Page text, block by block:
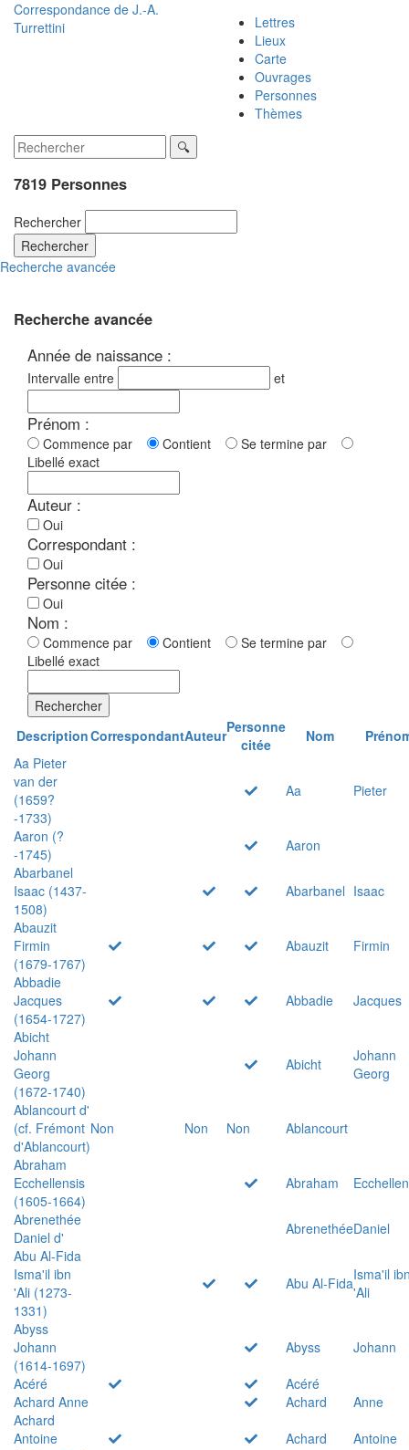
Correspondance de J.-A.
Turrettini
Lettres
Lieux
Carte
Ouvrages
Personnes
Thèmes
7819 Personnes
Rechercher
Rechercher
Recherche avancée
Recherche avancée
Année de naissance :
Intervalle entre et
Prénom :
Commence par Contient
Se termine par
Libellé exact
Auteur :
Oui
Correspondant :
Oui
Personne citée :
Oui
Nom :
Commence par Contient
Se termine par
Libellé exact
Rechercher
DescriptionCorrespondantAuteurPersonne
citée
Nom
Aa Pieter
van der
(1659?
-1733)
Aa Pieter
Aaron (?
-1745)
Aaron
Abarbanel
Isaac (1437-
1508)
Abarbanel Isaac
Abauzit
Firmin
(1679-1767)
Abauzit
Firmin
Abbadie
Jacques
(1654-1727)
Abbadie
Jacques
Abicht
Johann
Georg
(1672-1740)
Abicht
Johann
Georg
Ablancourt d'
(cf. Frémont
d'Ablancourt)
Non Non Non
Ablancourt
Abraham
Ecchellensis
(1605-1664)
Abraham
Abrenethée
Daniel d'
AbrenethéeDaniel
Abu Al-Fida
Isma'il ibn
'Ali (1273-
1331)
Abu Al-FidaIsma'il
'Ali
Abyss
Johann
(1614-1697)
Abyss
Johann
Acéré
Acéré
Achard Anne
Achard
Anne
Achard
Antoine
Achard
Antoine